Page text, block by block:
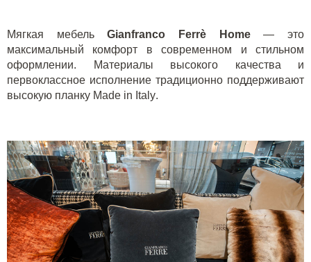
Мягкая мебельGianfranco Ferrè Home— это
максимальный комфорт в современном и стильном
оформлении. Материалы высокого качества и
первоклассное исполнение традиционно поддерживают
высокую планку Made in Italy.